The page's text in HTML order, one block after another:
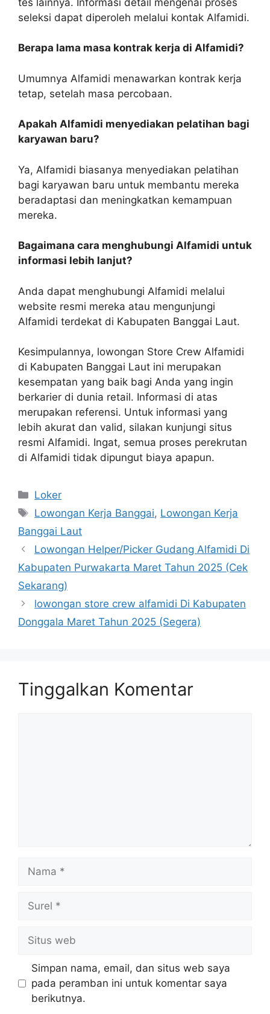
seleksi dapat diperoleh melalui kontak Alfamidi.
Berapa lama masa kontrak kerja di Alfamidi?
Umumnya Alfamidi menawarkan kontrak kerja
tetap, setelah masa percobaan.
Apakah Alfamidi menyediakan pelatihan bagi
karyawan baru?
Ya, Alfamidi biasanya menyediakan pelatihan
bagi karyawan baru untuk membantu mereka
beradaptasi dan meningkatkan kemampuan
mereka.
Bagaimana cara menghubungi Alfamidi untuk
informasi lebih lanjut?
Anda dapat menghubungi Alfamidi melalui
website resmi mereka atau mengunjungi
Alfamidi terdekat di Kabupaten Banggai Laut.
Kesimpulannya, lowongan Store Crew Alfamidi
di Kabupaten Banggai Laut ini merupakan
kesempatan yang baik bagi Anda yang ingin
berkarier di dunia retail. Informasi di atas
merupakan referensi. Untuk informasi yang
lebih akurat dan valid, silakan kunjungi situs
resmi Alfamidi. Ingat, semua proses perekrutan
di Alfamidi tidak dipungut biaya apapun.
Kategori
Loker
Tag
Lowongan Kerja Banggai, Lowongan Kerja
Banggai Laut
Lowongan Helper/Picker Gudang Alfamidi Di
Kabupaten Purwakarta Maret Tahun 2025 (Cek
Sekarang)
lowongan store crew alfamidi Di Kabupaten
Donggala Maret Tahun 2025 (Segera)
Tinggalkan Komentar
Nama
Surel
Situs
web
Simpan nama, email, dan situs web saya
pada peramban ini untuk komentar saya
berikutnya.